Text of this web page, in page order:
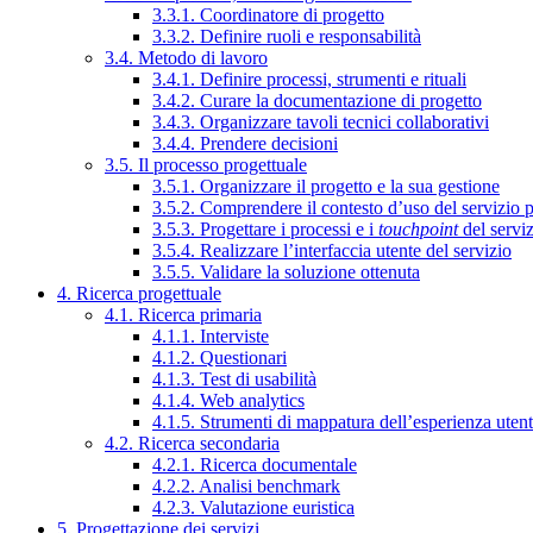
3.3.1. Coordinatore di progetto
3.3.2. Definire ruoli e responsabilità
3.4. Metodo di lavoro
3.4.1. Definire processi, strumenti e rituali
3.4.2. Curare la documentazione di progetto
3.4.3. Organizzare tavoli tecnici collaborativi
3.4.4. Prendere decisioni
3.5. Il processo progettuale
3.5.1. Organizzare il progetto e la sua gestione
3.5.2. Comprendere il contesto d’uso del servizio
3.5.3. Progettare i processi e i touchpointdel
3.5.4. Realizzare l’interfaccia utente del servizio
3.5.5. Validare la soluzione ottenuta
4. Ricerca progettuale
4.1. Ricerca primaria
4.1.1. Interviste
4.1.2. Questionari
4.1.3. Test di usabilità
4.1.4. Web analytics
4.1.5. Strumenti di mappatura dell’esperienza
4.2. Ricerca secondaria
4.2.1. Ricerca documentale
4.2.2. Analisi benchmark
4.2.3. Valutazione euristica
5. Progettazione dei servizi